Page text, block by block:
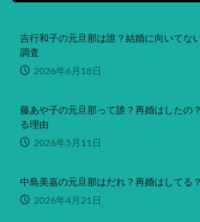
吉行和子の元旦那は誰？結婚に向いてな
調査
2026年6月18日
藤あや子の元旦那って誰？再婚はしたの
る理由
2026年5月11日
中島美嘉の元旦那はだれ？再婚はしてる
2026年4月21日